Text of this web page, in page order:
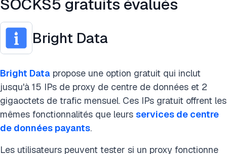
SOCKS5 gratuits évalués
Bright Data
Bright Data propose une option gratuit qui inclut
jusqu'à 15 IPs de proxy de centre de données et 2
gigaoctets de trafic mensuel. Ces IPs gratuit offrent les
mêmes fonctionnalités que leurs services de centre
de données payants.
Les utilisateurs peuvent tester si un proxy fonctionne